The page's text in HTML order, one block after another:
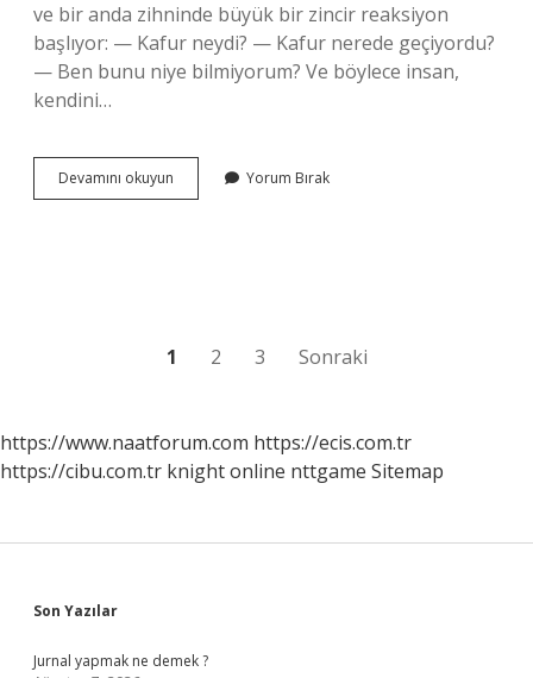
ve bir anda zihninde büyük bir zincir reaksiyon
başlıyor: — Kafur neydi? — Kafur nerede geçiyordu?
— Ben bunu niye bilmiyorum? Ve böylece insan,
kendini…
Devamını okuyun Kuranda
geçen
Yorum Bırak
1 2 3 Sonraki
https://www.naatforum.com https://ecis.com.tr
https://cibu.com.tr knight online nttgame Sitemap
Sidebar
Son Yazılar
Jurnal yapmak ne demek ?